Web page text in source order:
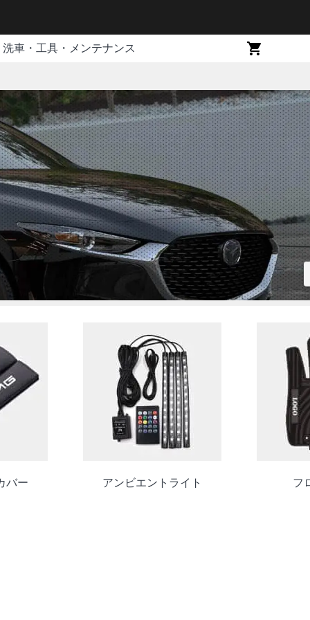
洗車・工具・メンテナンス
バー アンビエントライト フ